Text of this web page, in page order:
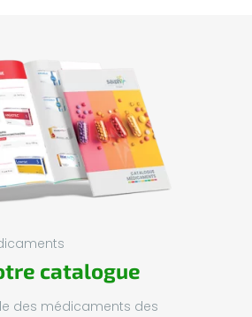
catalogue
des médicaments des